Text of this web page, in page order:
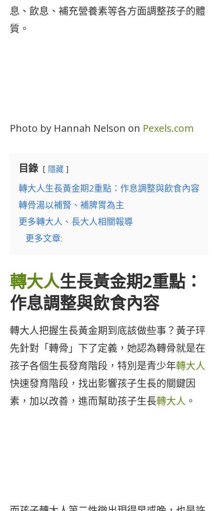
息、飲息、補充營養素等各方面調整孩子的體
質。
Photo by Hannah Nelson on Pexels.com
目錄 隱藏
轉大人生長黃金期2重點：作息調整與飲食內容
轉骨湯以補腎、補脾胃為主
更多轉大人、長大人相關報導
更多文章:
轉大人生長黃金期2重點：
作息調整與飲食內容
轉大人把握生長黃金期到底該做些事？黃子玶
先針對「轉骨」下了定義，她認為轉骨就是在
孩子各個生長發育階段，特別是青少年轉大人
快速發育階段，找出影響孩子生長的關鍵因
素，加以改善，進而幫助孩子生長轉大人 。